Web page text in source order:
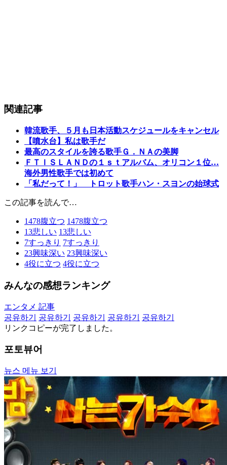
関連記事
韓流歌手、５月も日本活動スケジュールをキャンセル
【噴水台】私は歌手だ
最高のスタイルを誇る歌手Ｇ．ＮＡの美脚
ＦＴＩＳＬＡＮＤの１ｓｔアルバム、オリコン１位…
海外男性歌手では初めて
「私だって！」 トロット歌手ハン・スヨンの始球式
この記事を読んで…
1478腹立つ 1478腹立つ
13悲しい 13悲しい
7すっきり 7すっきり
23興味深い 23興味深い
4役に立つ 4役に立つ
みんなの感想ランキング
エンタメ 記事
공유하기
공유하기 공유하기 공유하기
공유하기
リンクコピーが完了しました。
포토뷰어
뉴스 메뉴 보기